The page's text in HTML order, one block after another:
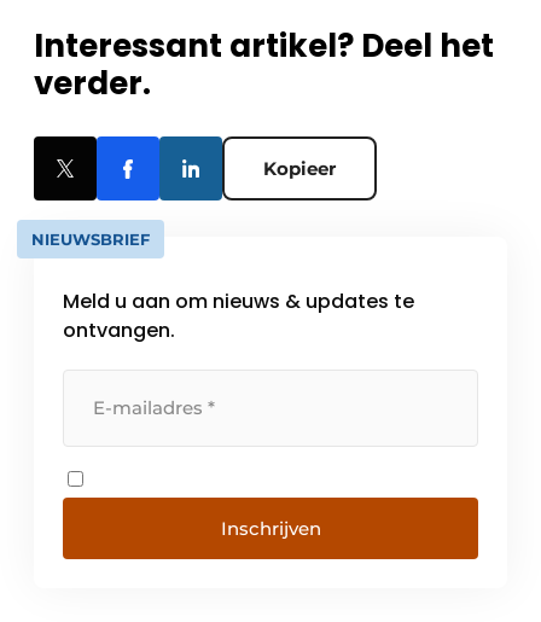
Interessant artikel? Deel het
verder.
Kopieer
NIEUWSBRIEF
Meld u aan om nieuws & updates te
ontvangen.
Inschrijven